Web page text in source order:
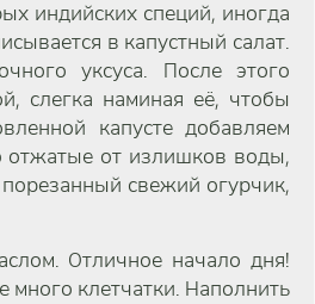
индийских специй, иногда
в капустный салат.
уксуса. После этого
слегка наминая её, чтобы
капусте добавляем
отжатые от излишков воды,
свежий огурчик,
Отличное начало дня!
много клетчатки. Наполнить